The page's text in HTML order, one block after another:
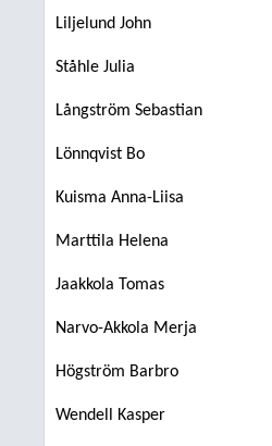
Liljelund John
Ståhle Julia
Långström Sebastian
Lönnqvist Bo
Kuisma Anna-Liisa
Marttila Helena
Jaakkola Tomas
Narvo-Akkola Merja
Högström Barbro
Wendell Kasper